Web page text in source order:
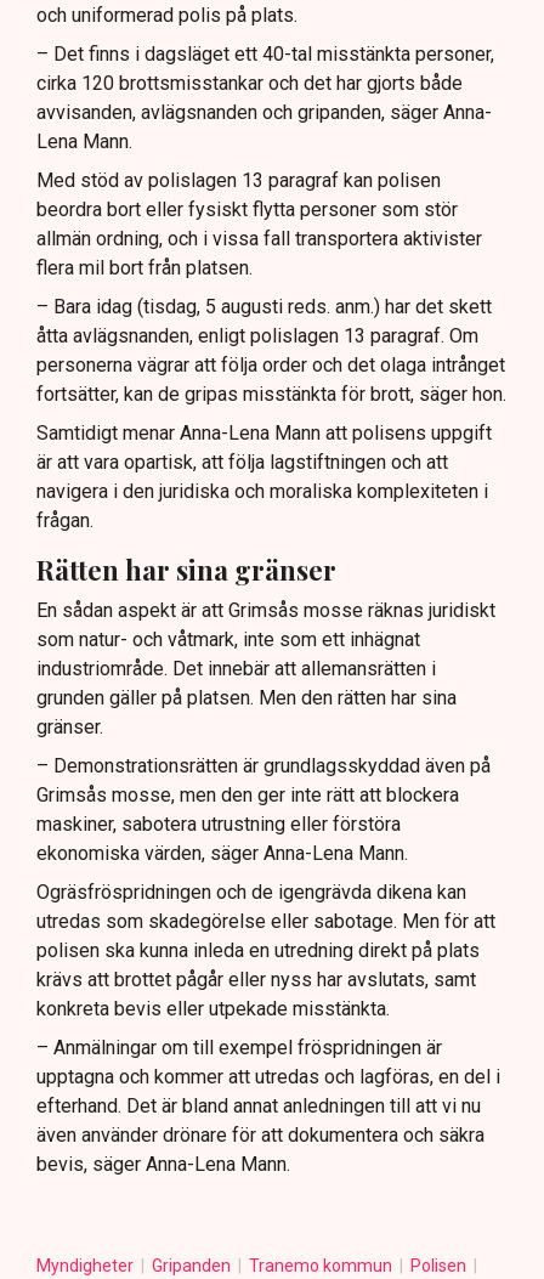
och uniformerad polis på plats.
– Det finns i dagsläget ett 40-tal misstänkta personer,
cirka 120 brottsmisstankar och det har gjorts både
avvisanden, avlägsnanden och gripanden, säger Anna-
Lena Mann.
Med stöd av polislagen 13 paragraf kan polisen
beordra bort eller fysiskt flytta personer som stör
allmän ordning, och i vissa fall transportera aktivister
flera mil bort från platsen.
– Bara idag (tisdag, 5 augusti reds. anm.) har det skett
åtta avlägsnanden, enligt polislagen 13 paragraf. Om
personerna vägrar att följa order och det olaga intrånget
fortsätter, kan de gripas misstänkta för brott, säger hon.
Samtidigt menar Anna-Lena Mann att polisens uppgift
är att vara opartisk, att följa lagstiftningen och att
navigera i den juridiska och moraliska komplexiteten i
frågan.
Rätten har sina gränser
En sådan aspekt är att Grimsås mosse räknas juridiskt
som natur- och våtmark, inte som ett inhägnat
industriområde. Det innebär att allemansrätten i
grunden gäller på platsen. Men den rätten har sina
gränser.
– Demonstrationsrätten är grundlagsskyddad även på
Grimsås mosse, men den ger inte rätt att blockera
maskiner, sabotera utrustning eller förstöra
ekonomiska värden, säger Anna-Lena Mann.
Ogräsfröspridningen och de igengrävda dikena kan
utredas som skadegörelse eller sabotage. Men för att
polisen ska kunna inleda en utredning direkt på plats
krävs att brottet pågår eller nyss har avslutats, samt
konkreta bevis eller utpekade misstänkta.
– Anmälningar om till exempel fröspridningen är
upptagna och kommer att utredas och lagföras, en del i
efterhand. Det är bland annat anledningen till att vi nu
även använder drönare för att dokumentera och säkra
bevis, säger Anna-Lena Mann.
Myndigheter Gripanden Tranemo kommun
Polisen